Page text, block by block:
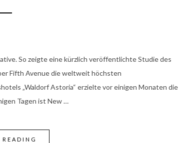
So zeigte eine kürzlich veröffentlichte Studie des
Fifth Avenue die weltweit höchsten
„Waldorf Astoria“ erzielte vor einigen Monaten die
Tagen ist New …